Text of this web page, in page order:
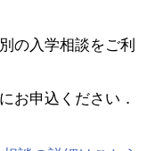
の入学相談をご利
お申込ください．